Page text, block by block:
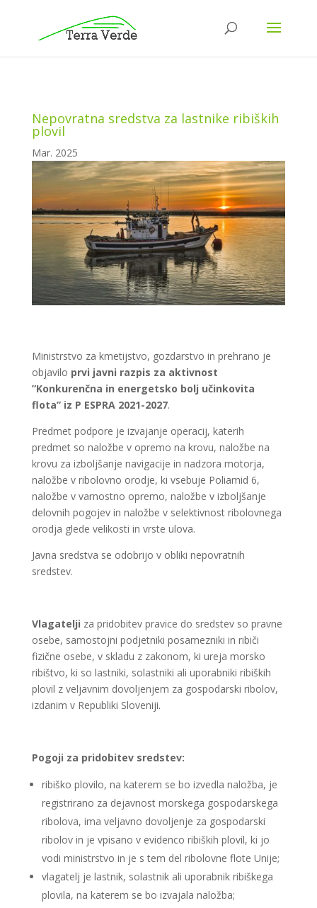
Nepovratna sredstva za lastnike ribiških
plovil
Mar. 2025
Ministrstvo za kmetijstvo, gozdarstvo in prehrano je
objavilo prvi javni razpis za aktivnost
”Konkurenčna in energetsko bolj učinkovita
flota” iz P ESPRA 2021-2027.
Predmet podpore je izvajanje operacij, katerih
predmet so naložbe v opremo na krovu, naložbe na
krovu za izboljšanje navigacije in nadzora motorja,
naložbe v ribolovno orodje, ki vsebuje Poliamid 6,
naložbe v varnostno opremo, naložbe v izboljšanje
delovnih pogojev in naložbe v selektivnost ribolovnega
orodja glede velikosti in vrste ulova.
Javna sredstva se odobrijo v obliki nepovratnih
sredstev.
Vlagatelji za pridobitev pravice do sredstev so pravne
osebe, samostojni podjetniki posamezniki in ribiči
fizične osebe, v skladu z zakonom, ki ureja morsko
ribištvo, ki so lastniki, solastniki ali uporabniki ribiških
plovil z veljavnim dovoljenjem za gospodarski ribolov,
izdanim v Republiki Sloveniji.
Pogoji za pridobitev sredstev:
ribiško plovilo, na katerem se bo izvedla naložba, je
registrirano za dejavnost morskega gospodarskega
ribolova, ima veljavno dovoljenje za gospodarski
ribolov in je vpisano v evidenco ribiških plovil, ki jo
vodi ministrstvo in je s tem del ribolovne flote Unije;
vlagatelj je lastnik, solastnik ali uporabnik ribiškega
plovila, na katerem se bo izvajala naložba;